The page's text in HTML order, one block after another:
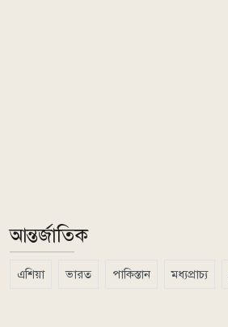
আন্তর্জাতিক
এশিয়া ভারত পাকিস্তান মধ্যপ্রাচ্য